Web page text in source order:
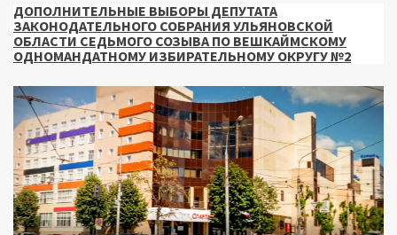
ДОПОЛНИТЕЛЬНЫЕ ВЫБОРЫ ДЕПУТАТА
ЗАКОНОДАТЕЛЬНОГО СОБРАНИЯ УЛЬЯНОВСКОЙ
ОБЛАСТИ СЕДЬМОГО СОЗЫВА ПО ВЕШКАЙМСКОМУ
ОДНОМАНДАТНОМУ ИЗБИРАТЕЛЬНОМУ ОКРУГУ №2